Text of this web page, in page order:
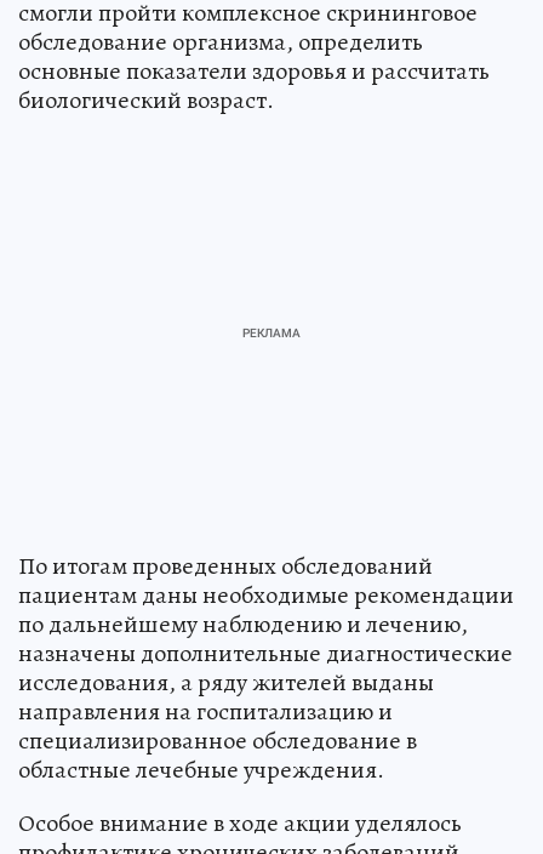
смогли пройти комплексное скрининговое
обследование организма, определить
основные показатели здоровья и рассчитать
биологический возраст.
По итогам проведенных обследований
пациентам даны необходимые рекомендации
по дальнейшему наблюдению и лечению,
назначены дополнительные диагностические
исследования, а ряду жителей выданы
направления на госпитализацию и
специализированное обследование в
областные лечебные учреждения.
Особое внимание в ходе акции уделялось